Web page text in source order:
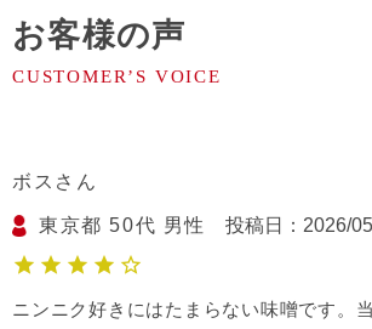
お客様の声
ボス
東京都 50代 男性 投稿日 2026/
ニンニク好きにはたまらない味噌です。